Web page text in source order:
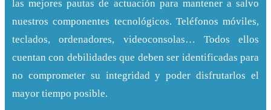
las mejores pautas de actuación para mantener a salvo
nuestros componentes tecnológicos. Teléfonos móviles,
teclados, ordenadores, videoconsolas… Todos ellos
cuentan con debilidades que deben ser identificadas para
no comprometer su integridad y poder disfrutarlos el
mayor tiempo posible.